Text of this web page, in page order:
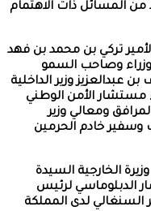
المسائل ذات الاهتمام
تركي بن محمد بن فهد
وصاحب السمو
عبدالعزيز وزير الداخلية
مستشار الأمن الوطني
ومعالي وزير
وسفير خادم الحرمين
الخارجية السيدة
الدبلوماسي لرئيس
السنغالي لدى المملكة